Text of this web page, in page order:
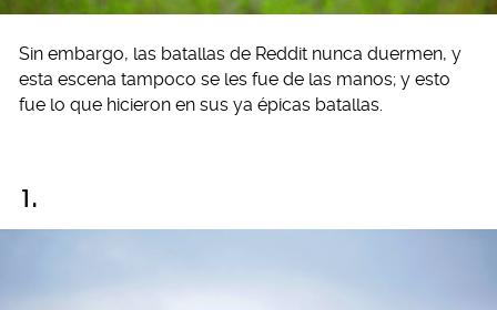
Sin embargo, las batallas de Reddit nunca duermen, y
esta escena tampoco se les fue de las manos; y esto
fue lo que hicieron en sus ya épicas batallas.
1.